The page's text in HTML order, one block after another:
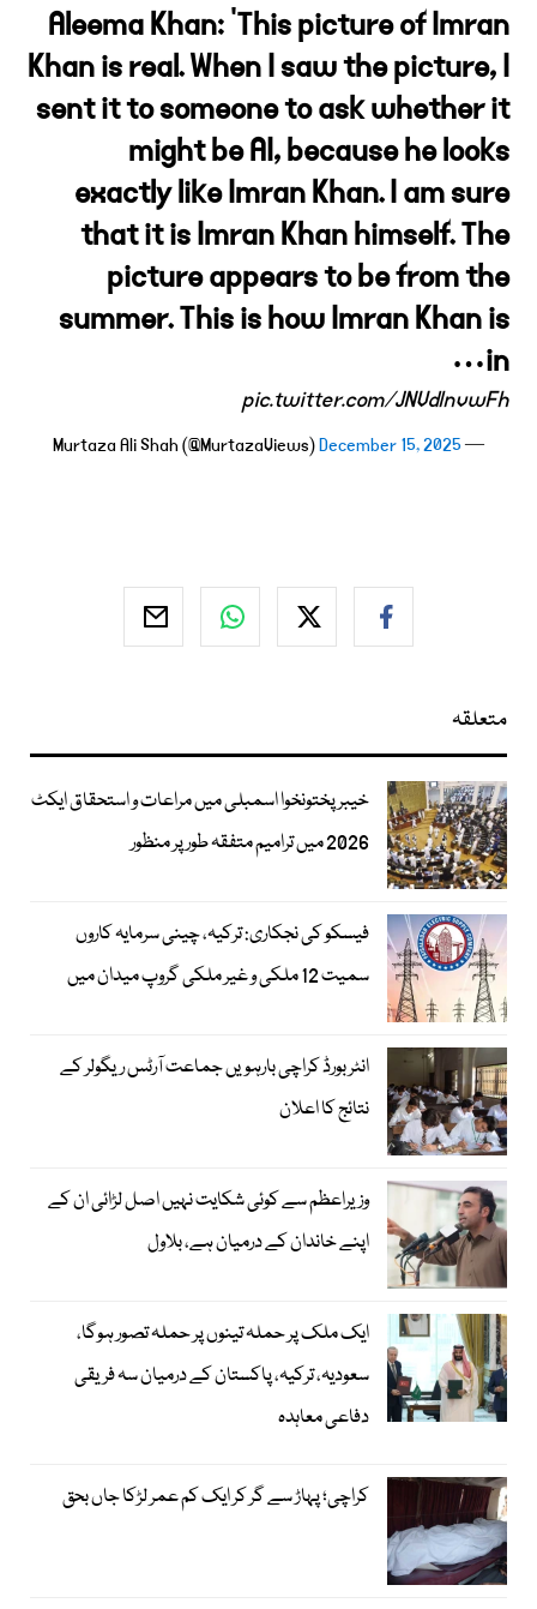
Aleema Khan: ‘This picture of Imran
Khan is real. When I saw the picture, I
sent it to someone to ask whether it
might be AI, because he looks
exactly like Imran Khan. I am sure
that it is Imran Khan himself. The
picture appears to be from the
summer. This is how Imran Khan is
in…
pic.twitter.com/JNVdlnvwFh
— Murtaza Ali Shah (@MurtazaViews)
December 15, 2025
متعلقہ
خیبرپختونخوا اسمبلی میں مراعات و استحقاق ایکٹ
2026 میں ترامیم متفقہ طور پر منظور
فیسکو کی نجکاری: ترکیہ، چینی سرمایہ کاروں
سمیت 12 ملکی و غیر ملکی گروپ میدان میں
انٹر بورڈ کراچی بارہویں جماعت آرٹس ریگولر کے
نتائج کا اعلان
وزیراعظم سے کوئی شکایت نہیں اصل لڑائی ان کے
اپنے خاندان کے درمیان ہے، بلاول
ایک ملک پر حملہ تینوں پر حملہ تصور ہوگا،
سعودیہ، ترکیہ، پاکستان کے درمیان سہ فریقی
دفاعی معاہدہ
کراچی؛ پہاڑ سے گر کر ایک کم عمر لڑکا جاں بحق